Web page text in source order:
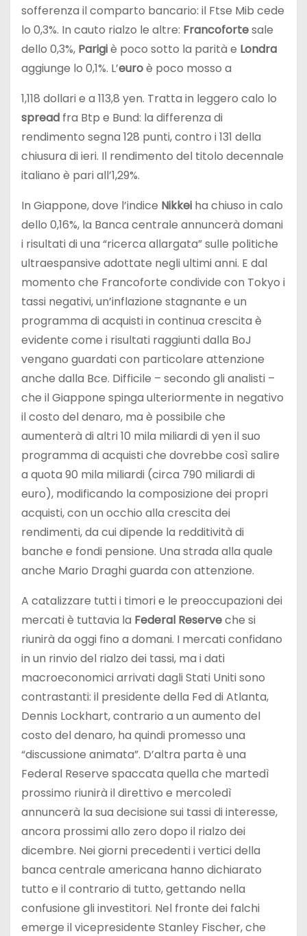
sofferenza il comparto bancario: il Ftse Mib cede
lo 0,3%. In cauto rialzo le altre: Francofortesale
dello 0,3%, Parigiè poco sotto la parità e Londra
aggiunge lo 0,1%. L’euroè poco mosso a
1,118 dollari e a 113,8 yen. Tratta in leggero calo lo
spread fra Btp e Bund: la differenza di
rendimento segna 128 punti, contro i 131 della
chiusura di ieri. Il rendimento del titolo decennale
italiano è pari all’1,29%.
In Giappone, dove l’indice Nikkei ha chiuso in calo
dello 0,16%, la Banca centrale annuncerà domani
i risultati di una “ricerca allargata” sulle politiche
ultraespansive adottate negli ultimi anni. E dal
momento che Francoforte condivide con Tokyo i
tassi negativi, un’inflazione stagnante e un
programma di acquisti in continua crescita è
evidente come i risultati raggiunti dalla BoJ
vengano guardati con particolare attenzione
anche dalla Bce. Difficile – secondo gli analisti –
che il Giappone spinga ulteriormente in negativo
il costo del denaro, ma è possibile che
aumenterà di altri 10 mila miliardi di yen il suo
programma di acquisti che dovrebbe così salire
a quota 90 mila miliardi (circa 790 miliardi di
euro), modificando la composizione dei propri
acquisti, con un occhio alla crescita dei
rendimenti, da cui dipende la redditività di
banche e fondi pensione. Una strada alla quale
anche Mario Draghi guarda con attenzione.
A catalizzare tutti i timori e le preoccupazioni dei
mercati è tuttavia la Federal Reserveche si
riunirà da oggi fino a domani. I mercati confidano
in un rinvio del rialzo dei tassi, ma i dati
macroeconomici arrivati dagli Stati Uniti sono
contrastanti: il presidente della Fed di Atlanta,
Dennis Lockhart, contrario a un aumento del
costo del denaro, ha quindi promesso una
“discussione animata”. D’altra parta è una
Federal Reserve spaccata quella che martedì
prossimo riunirà il direttivo e mercoledì
annuncerà la sua decisione sui tassi di interesse,
ancora prossimi allo zero dopo il rialzo dei
dicembre. Nei giorni precedenti i vertici della
banca centrale americana hanno dichiarato
tutto e il contrario di tutto, gettando nella
confusione gli investitori. Nel fronte dei falchi
emerge il vicepresidente Stanley Fischer, che